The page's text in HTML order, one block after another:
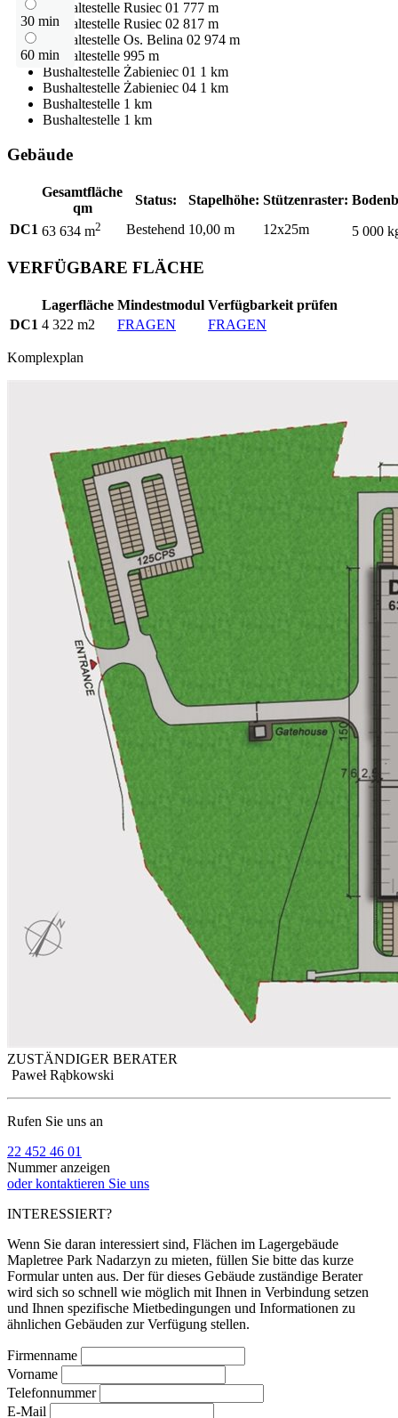
30 min
60 min
Bushaltestelle Rusiec 01 777 m
Bushaltestelle Rusiec 02 817 m
Bushaltestelle Os. Belina 02 974 m
Bushaltestelle 995 m
Bushaltestelle Żabieniec 01 1 km
Bushaltestelle Żabieniec 04 1 km
Bushaltestelle 1 km
Bushaltestelle 1 km
Gebäude
Gesamtfläche
qm
Status: Stapelhöhe: Stützenraster:
DC1 63 634 m2 Bestehend 10,00 m 12x25m 5 000
VERFÜGBARE FLÄCHE
Lagerfläche Mindestmodul Verfügbarkeit prüfen
DC1 4 322 m2 FRAGEN FRAGEN
Komplexplan
ZUSTÄNDIGER BERATER
Paweł Rąbkowski
Rufen Sie uns an
22 452 46 01
Nummer anzeigen
oder kontaktieren Sie uns
INTERESSIERT?
Wenn Sie daran interessiert sind, Flächen im Lagergebäude
Mapletree Park Nadarzyn zu mieten, füllen Sie bitte das kurze
Formular unten aus. Der für dieses Gebäude zuständige Berater
wird sich so schnell wie möglich mit Ihnen in Verbindung setzen
und Ihnen spezifische Mietbedingungen und Informationen zu
ähnlichen Gebäuden zur Verfügung stellen.
Firmenname
Vorname
Telefonnummer
E-Mail